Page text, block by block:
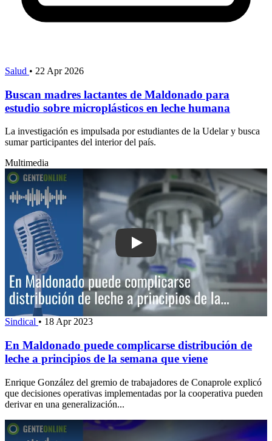
Salud • 22 Apr 2026
Buscan madres lactantes de Maldonado para
estudio sobre microplásticos en leche humana
La investigación es impulsada por estudiantes de la Udelar y busca
sumar participantes del interior del país.
Multimedia
Play: En Maldonado puede
Sindical • 18 Apr 2023
En Maldonado puede complicarse distribución de
leche a principios de la semana que viene
Enrique González del gremio de trabajadores de Conaprole explicó
que decisiones operativas implementadas por la cooperativa pueden
derivar en una generalización...